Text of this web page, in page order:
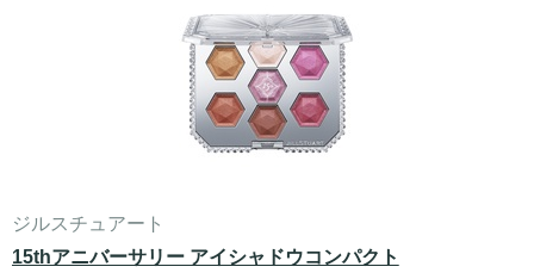
ジルスチュアート
15thアニバーサリー アイシャドウコンパクト